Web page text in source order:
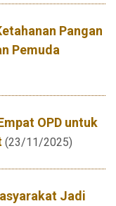
Pangan
Pemuda
OPD untuk
(23/11/2025)
Jadi